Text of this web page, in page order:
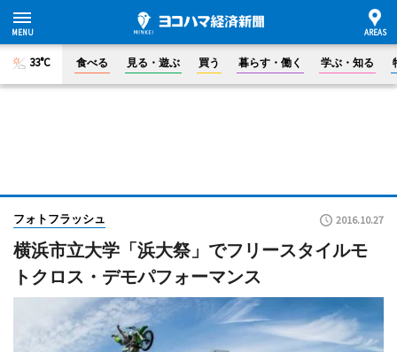
33°C 食べる 見る・遊ぶ 買う 暮らす・働く 学ぶ・知る
フォトフラッシュ 2016.10.27
横浜市立大学「浜大祭」でフリースタイルモ
トクロス・デモパフォーマンス